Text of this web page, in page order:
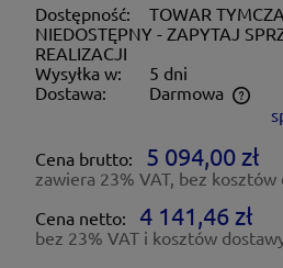
Dostępność:
TOWAR
NIEDOSTĘPNY - ZAPYTAJ
REALIZACJI
Wysyłka w:
5 dni
Dostawa:
Darmowa
Cena nie zawiera ewentualnych
Cena brutto:
5 094,00 zł
zawiera 23% VAT, bez kosztów
Cena netto:
4 141,46 zł
bez 23% VAT i kosztów